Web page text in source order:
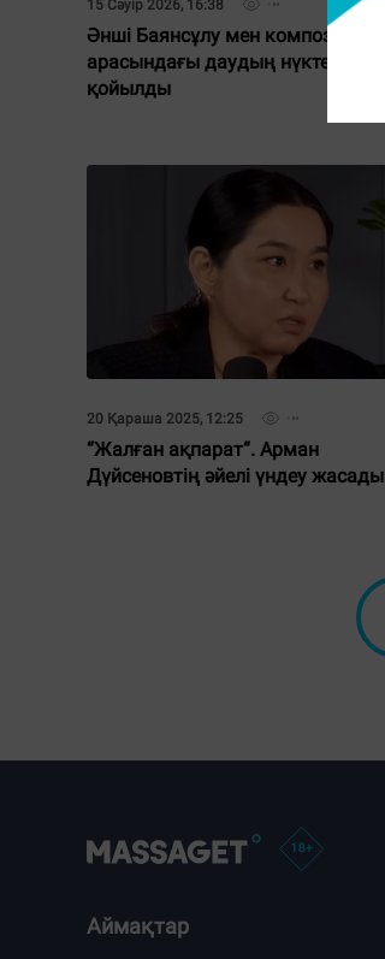
15 Сәуір 2026, 16:38
Әнші Баянсұлу мен композитор
арасындағы даудың нүктесі
қойылды
20 Қараша 2025, 12:25
“Жалған ақпарат“. Арман
Дүйсеновтің әйелі үндеу жасады
Аймақтар